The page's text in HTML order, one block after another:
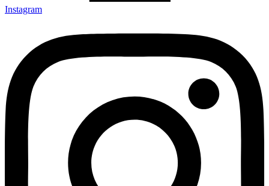
Instagram